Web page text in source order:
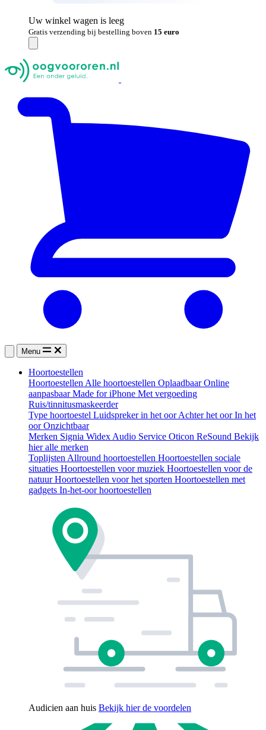
Uw winkel wagen is leeg
Gratis verzending bij bestelling boven 15 euro
Menu
Hoortoestellen
HoortoestellenAlle hoortoestellen OplaadbaarOnline
aanpasbaarMade for iPhone Met vergoeding
Ruis/tinnitusmaskeerder
Type hoortoestel Luidspreker in het oorAchter het oorIn het
oorOnzichtbaar
Merken Signia WidexAudio Service Oticon ReSound Bekijk
hier alle merken
ToplijstenAllround hoortoestellen Hoortoestellen sociale
situaties Hoortoestellen voor muziek Hoortoestellen voor de
natuurHoortoestellen voor het sporten Hoortoestellen met
gadgets In-het-oor hoortoestellen
Audicien aan huis Bekijk hier de voordelen